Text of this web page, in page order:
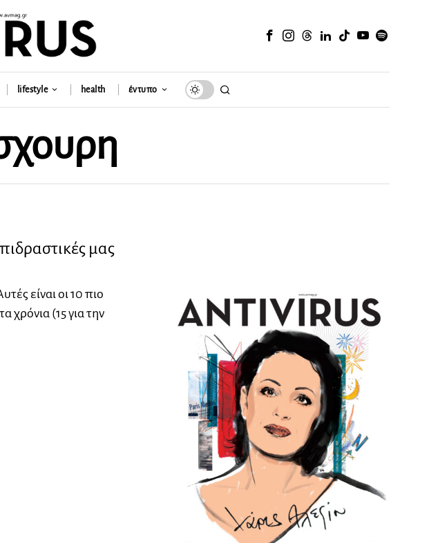
lifestyle health έντυπο
μας
είναι οι 10 πιο
χρόνια (15 για την